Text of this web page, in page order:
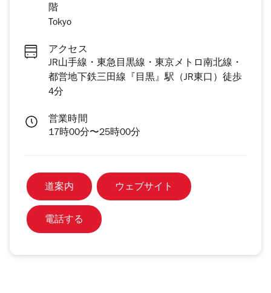
階
Tokyo
アクセス
JR山手線・東急目黒線・東京メトロ南北線・
都営地下鉄三田線『目黒』駅（JR東口）徒歩
4分
営業時間
17時00分〜25時00分
道案内 ウェブサイト
電話する